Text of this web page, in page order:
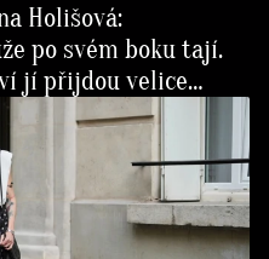
Holišová:
po svém boku tají.
jí přijdou velice